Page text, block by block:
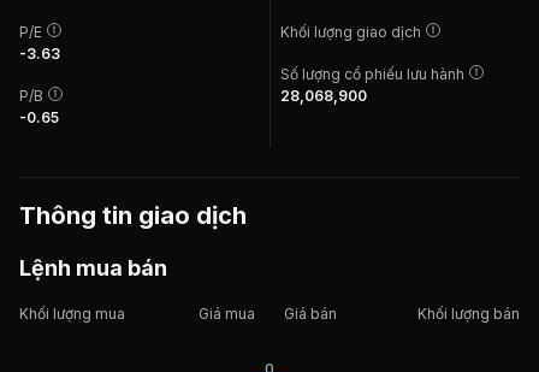
P/E
-3.63
P/B
-0.65
Khối lượng giao dịch
Số lượng cổ phiếu lưu hành
28,068,900
Thông tin giao dịch
Lệnh mua bán
Khối lượng mua Giá mua Giá bán Khối lượng bán